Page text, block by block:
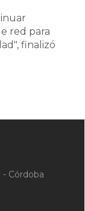
red para
finalizó
- Córdoba